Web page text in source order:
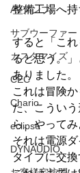
AVアンプ
サブウーファー
カスタマイズ
CEC
Chario
eclipse
DYNAUDIO
整備工場へ持
すると「こ
ると思う。
ありました。
これは冒険
た、こうい
ら、やってみ
それは電源
タイプに交換